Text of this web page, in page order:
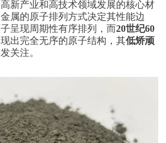
新产业和高技术领域发展的核心材
属的原子排列方式决定其性能边
呈现周期性有序排列，而20世纪60
出完全无序的原子结构，其低矫顽
关注。